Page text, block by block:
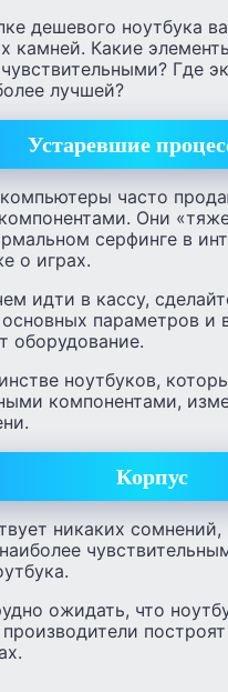
дешевого ноутбука
камней. Какие
Где
лучшей?
Устаревшие
часто
Они
серфинге в
о играх.
идти в кассу,
параметров и
оборудование.
ноутбуков,
компонентами,
Корпус
никаких сомнений,
ожидать, что